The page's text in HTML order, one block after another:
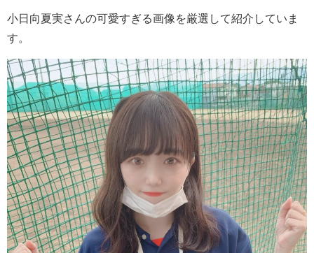
小日向夏実さんの可愛すぎる画像を厳選して紹介していま
す。